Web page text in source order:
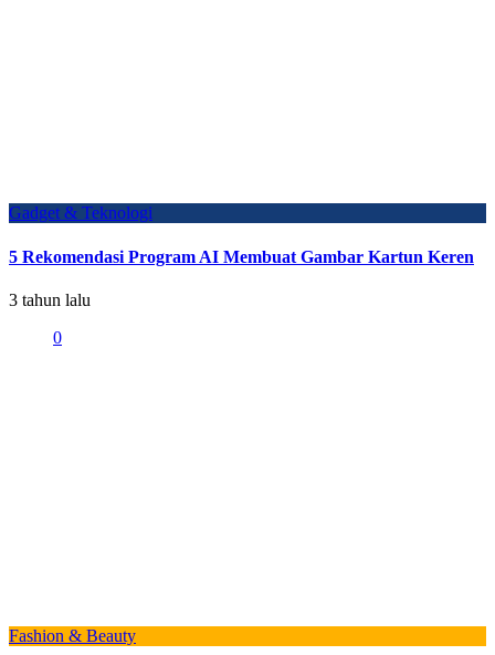
Gadget & Teknologi
5 Rekomendasi Program AI Membuat Gambar Kartun Keren
3 tahun lalu
0
Fashion & Beauty